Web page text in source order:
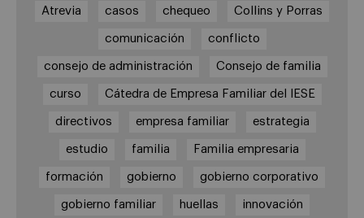
Atrevia casos chequeo Collins y Porras
comunicación conflicto
consejo de administración Consejo de familia
curso Cátedra de Empresa Familiar del IESE
directivos empresa familiar estrategia
estudio familia Familia empresaria
formación gobierno gobierno corporativo
gobierno familiar huellas innovación